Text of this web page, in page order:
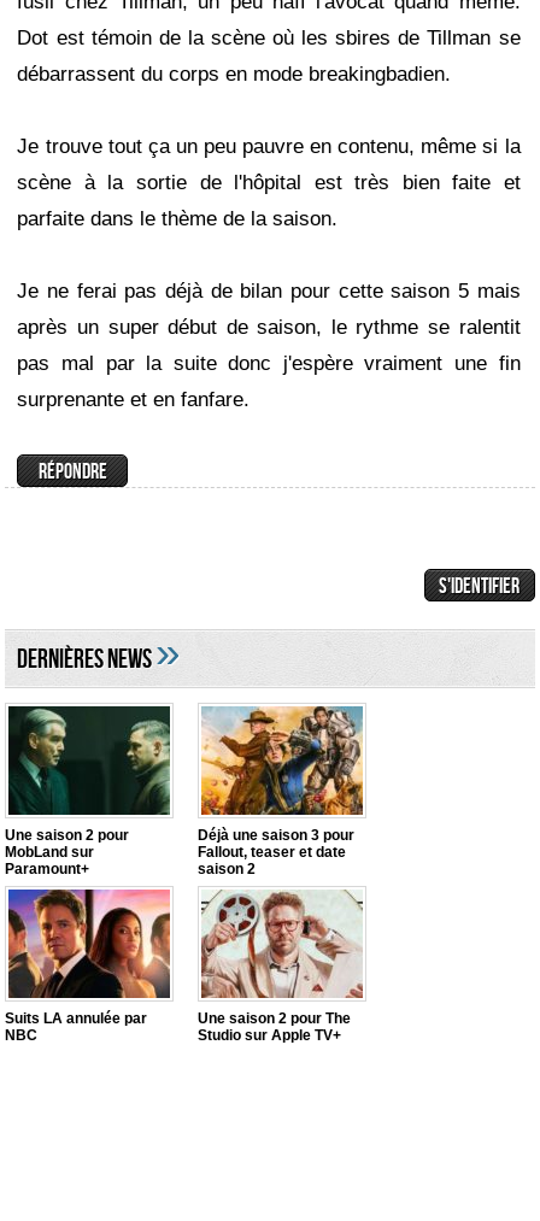
Dot est témoin de la scène où les sbires de Tillman se
débarrassent du corps en mode breakingbadien.
Je trouve tout ça un peu pauvre en contenu, même si la
scène à la sortie de l'hôpital est très bien faite et
parfaite dans le thème de la saison.
Je ne ferai pas déjà de bilan pour cette saison 5 mais
après un super début de saison, le rythme se ralentit
pas mal par la suite donc j'espère vraiment une fin
surprenante et en fanfare.
DERNIÈRES NEWS»
Une saison 2 pour
MobLand sur
Paramount+
Déjà une saison 3 pour
Fallout, teaser et date
saison 2
Suits LA annulée par
NBC
Une saison 2 pour The
Studio sur Apple TV+